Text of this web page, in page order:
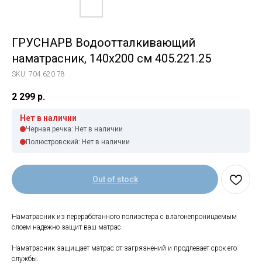
ГРУСНАРВ Водоотталкивающий
наматрасник, 140x200 см 405.221.25
SKU: 704.620.78
2 299 р.
Нет в наличии
Черная речка: Нет в наличии
Полюстровский: Нет в наличии
Out of stock
Наматрасник из переработанного полиэстера с влагонепроницаемым
слоем надежно защит ваш матрас.
Наматрасник защищает матрас от загрязнений и продлевает срок его
службы.